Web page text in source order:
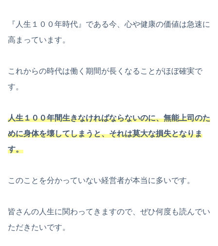
『人生１００年時代』である今、心や健康の価値は急速に
高まっています。
これからの時代は働く期間が長くなることがほぼ確実で
す。
人生１００年間生きなければならないのに、無能上司のた
めに身体を壊してしまうと、それは莫大な損失となりま
す。
このことを分かっていない経営者が本当に多いです。
皆さんの人生に関わってきますので、ぜひ何度も読んでい
ただきたいです。